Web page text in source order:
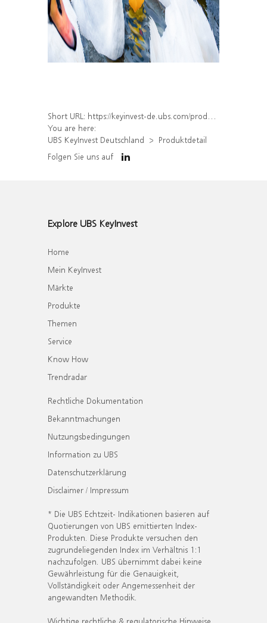
Short URL: https://keyinvest-de.ubs.com/produkt/detail/index/isin/DE000WA7M870
You are here:
UBS KeyInvest Deutschland
Produktdetail
Folgen Sie uns auf
Explore UBS KeyInvest
Home
Mein KeyInvest
Märkte
Produkte
Themen
Service
Know How
Trendradar
Rechtliche Dokumentation
Bekanntmachungen
Nutzungsbedingungen
Information zu UBS
Datenschutzerklärung
Disclaimer / Impressum
* Die UBS Echtzeit- Indikationen basieren auf
Quotierungen von UBS emittierten Index-
Produkten. Diese Produkte versuchen den
zugrundeliegenden Index im Verhältnis 1:1
nachzufolgen. UBS übernimmt dabei keine
Gewährleistung für die Genauigkeit,
Vollständigkeit oder Angemessenheit der
angewandten Methodik.